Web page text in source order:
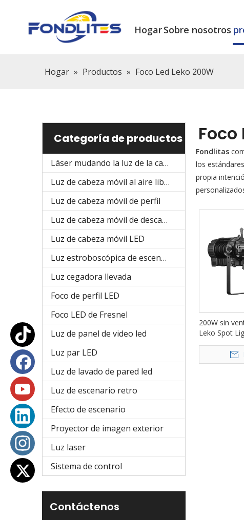
HogarSobre nosotros
Hogar » Productos » Foco Led Leko 200W
Categoría de productos
Láser mudando la luz de la cabeza
Luz de cabeza móvil al aire libre
Luz de cabeza móvil de perfil
Luz de cabeza móvil de descarga
Luz de cabeza móvil LED
Luz estroboscópica de escenario
Luz cegadora llevada
Foco de perfil LED
Foco LED de Fresnel
Luz de panel de video led
Luz par LED
Luz de lavado de pared led
Luz de escenario retro
Efecto de escenario
Proyector de imagen exterior
Luz laser
Sistema de control
Contáctenos
Foco
Fondlitas
los
propia
200W sin
Leko Spot